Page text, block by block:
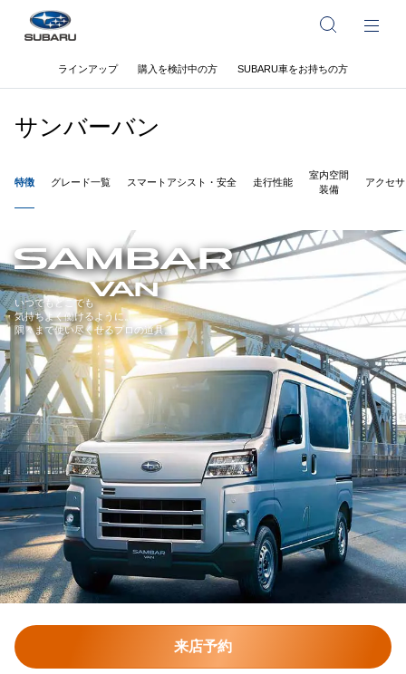
ラインアップ 購入を検討中の方 SUBARU車をお持ちの方
サンバーバン
特徴 グレード一覧 スマートアシスト・安全 走行性能
室内空間
装備
アクセ
いつでもどこでも
気持ちよく働けるように。
隅々まで使い尽くせるプロの道具。
来店予約